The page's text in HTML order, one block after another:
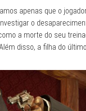
apenas que o
o
a morte do seu
disso, a filha do